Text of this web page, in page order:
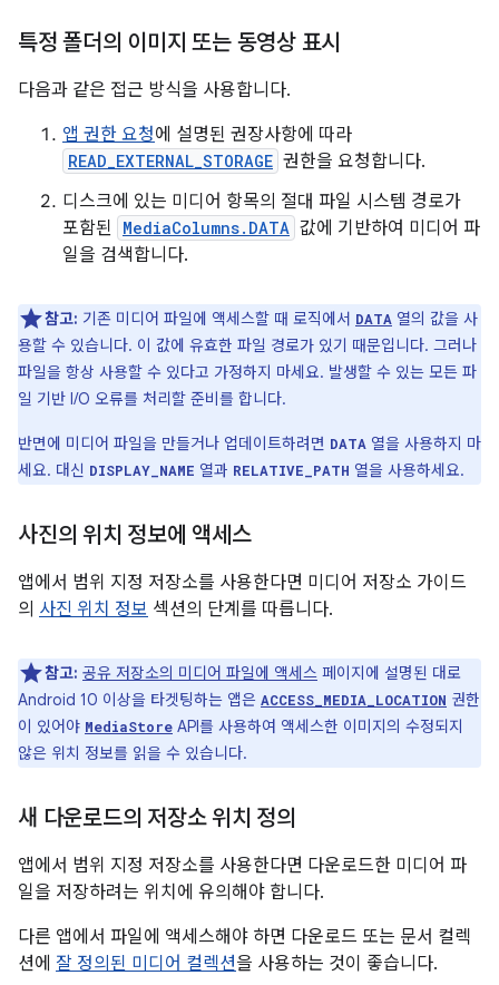
특정 폴더의 이미지 또는 동영상 표시
다음과 같은 접근 방식을 사용합니다.
앱 권한 요청에 설명된 권장사항에 따라
READ_EXTERNAL_STORAGE 권한을 요청합니다.
디스크에 있는 미디어 항목의 절대 파일 시스템 경로가
포함된 MediaColumns.DATA 값에 기반하여 미디어 파
일을 검색합니다.
참고: 기존 미디어 파일에 액세스할 때 로직에서 DATA 열의 값을 사
용할 수 있습니다. 이 값에 유효한 파일 경로가 있기 때문입니다. 그러나
파일을 항상 사용할 수 있다고 가정하지 마세요. 발생할 수 있는 모든 파
일 기반 I/O 오류를 처리할 준비를 합니다.
반면에 미디어 파일을 만들거나 업데이트하려면 DATA 열을 사용하지 마
세요. 대신 DISPLAY_NAME 열과 RELATIVE_PATH 열을 사용하세요.
사진의 위치 정보에 액세스
앱에서 범위 지정 저장소를 사용한다면 미디어 저장소 가이드
의 사진 위치 정보 섹션의 단계를 따릅니다.
참고: 공유 저장소의 미디어 파일에 액세스 페이지에 설명된 대로
Android 10 이상을 타겟팅하는 앱은 ACCESS_MEDIA_LOCATION 권한
이 있어야 MediaStore API를 사용하여 액세스한 이미지의 수정되지
않은 위치 정보를 읽을 수 있습니다.
새 다운로드의 저장소 위치 정의
앱에서 범위 지정 저장소를 사용한다면 다운로드한 미디어 파
일을 저장하려는 위치에 유의해야 합니다.
다른 앱에서 파일에 액세스해야 하면 다운로드 또는 문서 컬렉
션에 잘 정의된 미디어 컬렉션을 사용하는 것이 좋습니다.